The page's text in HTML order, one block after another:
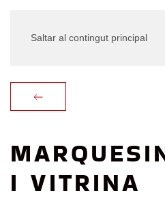
Saltar al contingut principal
I VITRINA